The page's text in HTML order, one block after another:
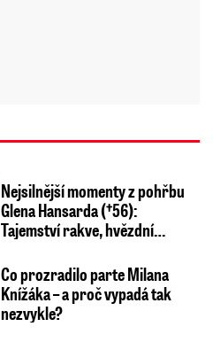
Nejsilnější momenty z pohřbu
Glena Hansarda (†56):
Tajemství rakve, hvězdní…
Co prozradilo parte Milana
Knížáka – a proč vypadá tak
nezvykle?